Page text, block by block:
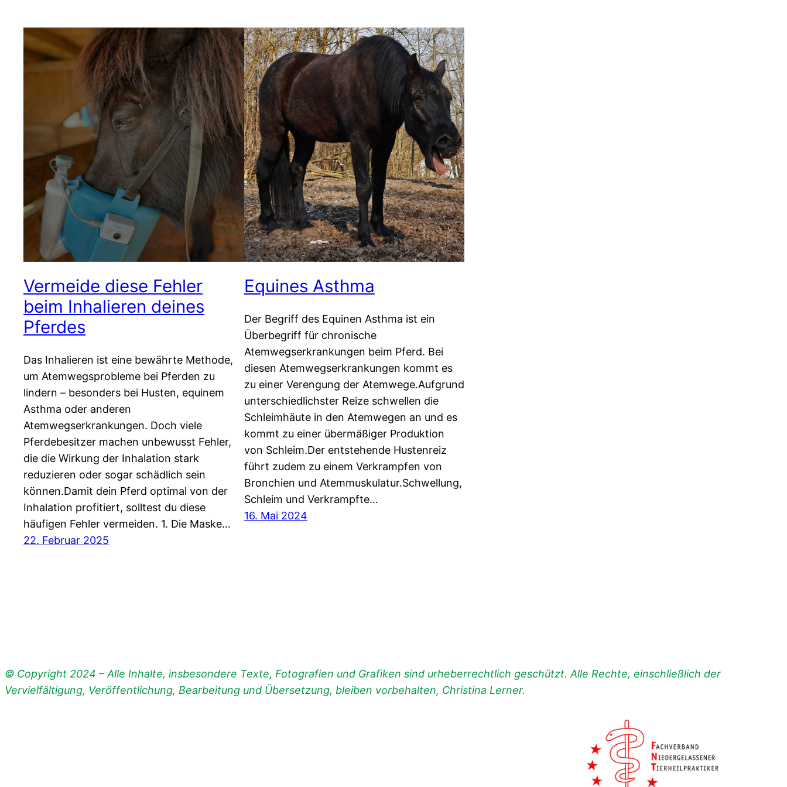
Vermeide diese Fehler
beim Inhalieren deines
Pferdes
Das Inhalieren ist eine bewährte Methode,
um Atemwegsprobleme bei Pferden zu
lindern – besonders bei Husten, equinem
Asthma oder anderen
Atemwegserkrankungen. Doch viele
Pferdebesitzer machen unbewusst Fehler,
die die Wirkung der Inhalation stark
reduzieren oder sogar schädlich sein
können.Damit dein Pferd optimal von der
Inhalation profitiert, solltest du diese
häufigen Fehler vermeiden. 1. Die Maske…
22. Februar 2025
Equines Asthma
Der Begriff des Equinen Asthma ist ein
Überbegriff für chronische
Atemwegserkrankungen beim Pferd. Bei
diesen Atemwegserkrankungen kommt es
zu einer Verengung der Atemwege.Aufgrund
unterschiedlichster Reize schwellen die
Schleimhäute in den Atemwegen an und es
kommt zu einer übermäßiger Produktion
von Schleim.Der entstehende Hustenreiz
führt zudem zu einem Verkrampfen von
Bronchien und Atemmuskulatur.Schwellung,
Schleim und Verkrampfte…
16. Mai 2024
© Copyright 2024 – Alle Inhalte, insbesondere Texte, Fotografien und Grafiken sind urheberrechtlich geschützt. Alle Rechte, einschließlich der
Vervielfältigung, Veröffentlichung, Bearbeitung und Übersetzung, bleiben vorbehalten, Christina Lerner.